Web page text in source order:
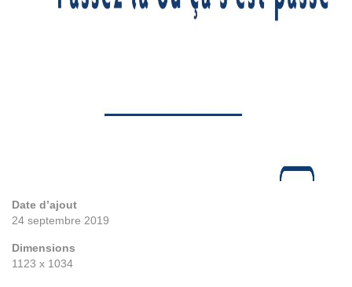
Date d’ajout
24 septembre 2019
Dimensions
1123 x 1034